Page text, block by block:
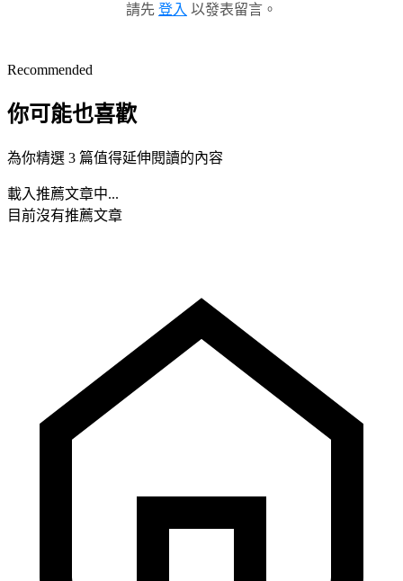
請先 登入 以發表留言。
Recommended
你可能也喜歡
為你精選 3 篇值得延伸閱讀的內容
載入推薦文章中...
目前沒有推薦文章